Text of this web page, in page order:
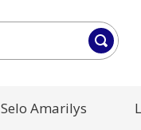
Selo Amarilys